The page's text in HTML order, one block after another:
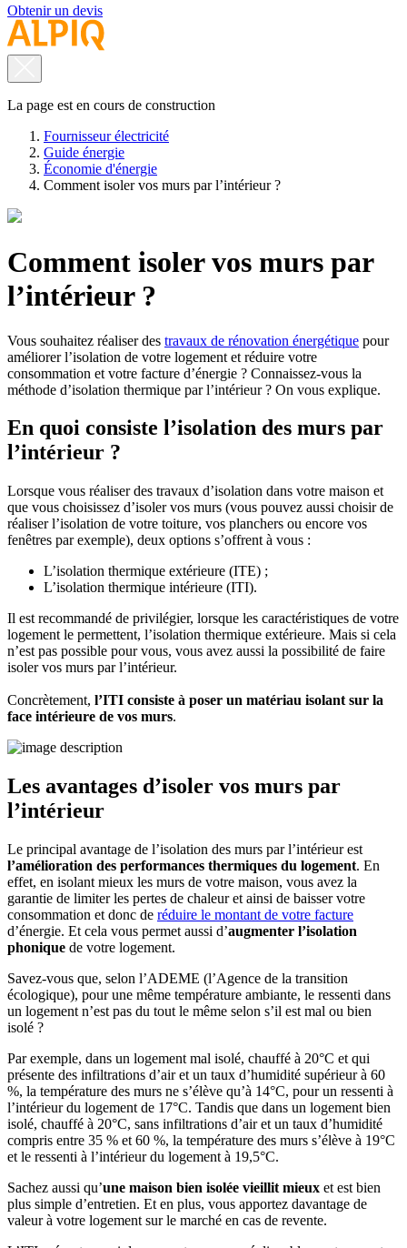
Obtenir un devis
La page est en cours de construction
Fournisseur électricité
Guide énergie
Économie d'énergie
Comment isoler vos murs par l’intérieur ?
Comment isoler vos murs par
l’intérieur ?
Vous souhaitez réaliser des travaux de rénovation énergétique pour
améliorer l’isolation de votre logement et réduire votre
consommation et votre facture d’énergie ? Connaissez-vous la
méthode d’isolation thermique par l’intérieur ? On vous explique.
En quoi consiste l’isolation des murs par
l’intérieur ?
Lorsque vous réaliser des travaux d’isolation dans votre maison et
que vous choisissez d’isoler vos murs (vous pouvez aussi choisir de
réaliser l’isolation de votre toiture, vos planchers ou encore vos
fenêtres par exemple), deux options s’offrent à vous :
L’isolation thermique extérieure (ITE) ;
L’isolation thermique intérieure (ITI).
Il est recommandé de privilégier, lorsque les caractéristiques de votre
logement le permettent, l’isolation thermique extérieure. Mais si cela
n’est pas possible pour vous, vous avez aussi la possibilité de faire
isoler vos murs par l’intérieur.
Concrètement, l’ITI consiste à poser un matériau isolant sur la
face intérieure de vos murs.
Les avantages d’isoler vos murs par
l’intérieur
Le principal avantage de l’isolation des murs par l’intérieur est
l’amélioration des performances thermiques du logement. En
effet, en isolant mieux les murs de votre maison, vous avez la
garantie de limiter les pertes de chaleur et ainsi de baisser votre
consommation et donc de réduire le montant de votre facture
d’énergie. Et cela vous permet aussi d’augmenter l’isolation
phonique de votre logement.
Savez-vous que, selon l’ADEME (l’Agence de la transition
écologique), pour une même température ambiante, le ressenti dans
un logement n’est pas du tout le même selon s’il est mal ou bien
isolé ?
Par exemple, dans un logement mal isolé, chauffé à 20°C et qui
présente des infiltrations d’air et un taux d’humidité supérieur à 60
%, la température des murs ne s’élève qu’à 14°C, pour un ressenti à
l’intérieur du logement de 17°C. Tandis que dans un logement bien
isolé, chauffé à 20°C, sans infiltrations d’air et un taux d’humidité
compris entre 35 % et 60 %, la température des murs s’élève à 19°C
et le ressenti à l’intérieur du logement à 19,5°C.
Sachez aussi qu’une maison bien isolée vieillit mieux et est bien
plus simple d’entretien. Et en plus, vous apportez davantage de
valeur à votre logement sur le marché en cas de revente.